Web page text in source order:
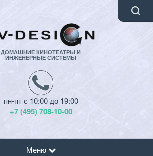
ДОМАШНИЕ КИНОТЕАТРЫ И
ИНЖЕНЕРНЫЕ СИСТЕМЫ
пн-пт с 10:00 до 19:00
+7 (495) 708-10-00
Меню